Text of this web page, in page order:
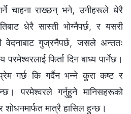
चाहना राख्छन् भने, उनीहरूले धेरै
धेरै सास्ती भोग्नैपर्छ, र यसरी
वेदनाबाट गुज्रनैपर्छ, जसले अन्ततः
फिर्ता दिन बाध्य पार्नेछ।
गर्छ कि गर्दैन भन्‍ने कुरा कष्ट र
परमेश्‍वरले गर्नुहुने मानिसहरूको
मात्रै हासिल हुन्छ।